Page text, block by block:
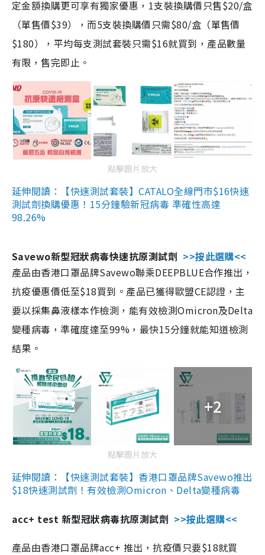
定金額換購更可享有獨家優惠，1支裝換購價只售$20/盒
（單售價$39），而5支裝換購價只需$80/盒（單售價
$180），平均每支測試套裝只需$16就買到，產品數量
有限，售完即止。
點擊圖片放大
延伸閱讀：【快速測試套裝】CATALO全線門市$16快速
測試劑換購優惠！15分鐘驗新冠病毒 準確性高達
98.26%
Savewo新型冠狀病毒快速抗原測試劑 >>按此選購<<
產品由香港口罩品牌Savewo聯乘DEEPBLUE合作推出，
抗疫優惠價低至$18買到。產品已獲得歐盟CE認證，主
要以採集鼻液樣本作檢測，能有效檢測Omicron及Delta
變種病毒，準確度達至99%，最快15分鐘就能知道檢測
結果。
+2
點擊圖片放大
延伸閱讀：【快速測試套裝】香港口罩品牌Savewo推出
$18快速測試劑！有效檢測Omicron、Delta變種病毒
acc+ test 新型冠狀病毒抗原測試劑 >>按此選購<<
產品由香港口罩品牌acc+ 推出，抗疫價只要$18就買